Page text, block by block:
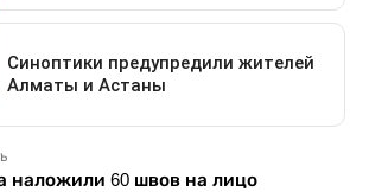
наложили 60 швов на лицо